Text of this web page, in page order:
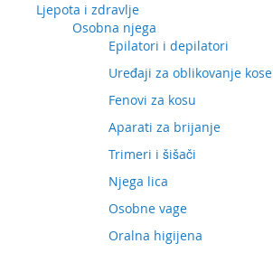
Ljepota i zdravlje
Osobna njega
Epilatori i depilatori
Uređaji za oblikovanje kose
Fenovi za kosu
Aparati za brijanje
Trimeri i šišači
Njega lica
Osobne vage
Oralna higijena